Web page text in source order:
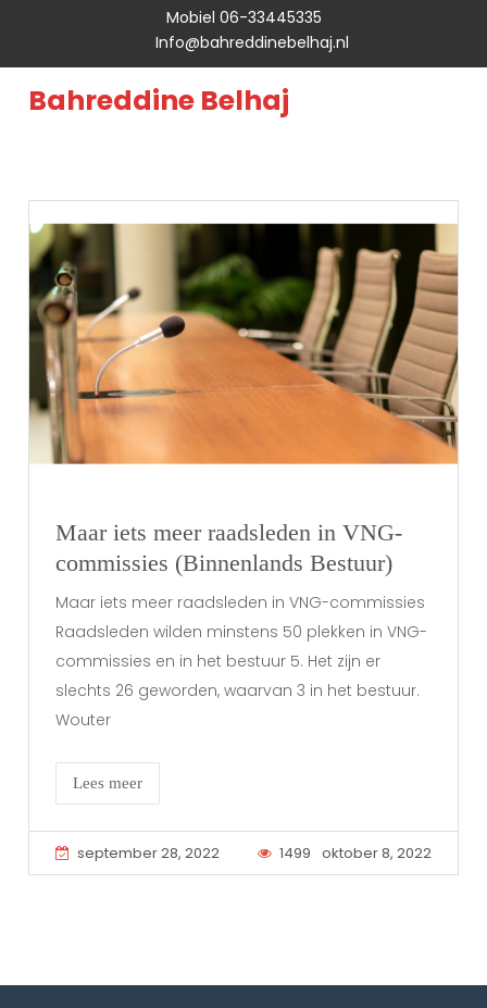
Mobiel 06-33445335
Info@bahreddinebelhaj.nl
Bahreddine Belhaj
Maar iets meer raadsleden in VNG-
commissies (Binnenlands Bestuur)
Maar iets meer raadsleden in VNG-commissies
Raadsleden wilden minstens 50 plekken in VNG-
commissies en in het bestuur 5. Het zijn er
slechts 26 geworden, waarvan 3 in het bestuur.
Wouter
Lees meer
september 28, 2022 1499 oktober 8, 2022